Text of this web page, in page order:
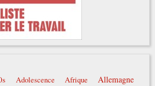
Adolescence Afrique Allemagne